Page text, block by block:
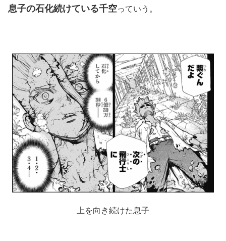
息子の石化続けている千空っていう。
上を向き続けた息子